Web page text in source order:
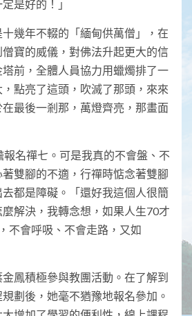
是好的！」
幾年不輟的「緬甸供萬僧」，在
寶的威儀，對佛法升起更大的信
前，全體人員協力用蠟燭排了一
點亮了這頭，吹滅了那頭，來來
最後一剎那，萬燈齊亮，那畫面
報名禪七。可是我真的不會盤、不
雙腳的不適，行禪時惦念著雙腳
都是障礙。「還好我這個人很簡
解決，我轉念想，如果人生70才
不會呼吸、不會走路，又如
鳳積極參與教團活動。在了解到
規劃後，她毫不猶豫地報名參加。